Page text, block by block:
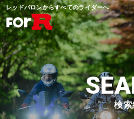
レッドバロンからすべてのライダーへ
検索